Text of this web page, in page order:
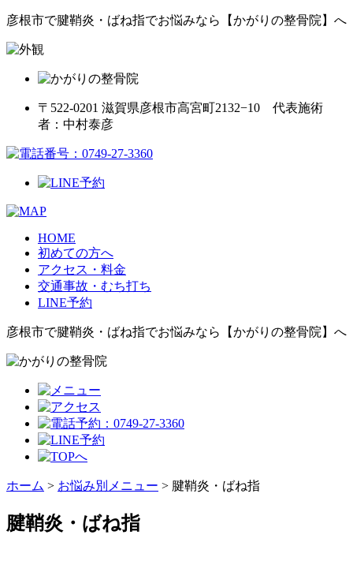
彦根市で腱鞘炎・ばね指でお悩みなら【かがりの整骨院】へ
〒522-0201 滋賀県彦根市高宮町2132−10 代表施術
者：中村泰彦
HOME
初めての方へ
アクセス・料金
交通事故・むち打ち
LINE予約
彦根市で腱鞘炎・ばね指でお悩みなら【かがりの整骨院】へ
ホーム > お悩み別メニュー > 腱鞘炎・ばね指
腱鞘炎・ばね指